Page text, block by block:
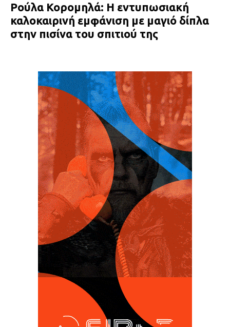
Ρούλα Κορομηλά: Η εντυπωσιακή
καλοκαιρινή εμφάνιση με μαγιό δίπλα
στην πισίνα του σπιτιού της